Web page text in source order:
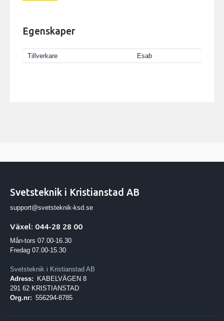
Egenskaper
Tillverkare Esab
Svetsteknik i Kristianstad AB
support@svetsteknik-ksd.se
Växel: 044-28 28 00
Mån-tors 07.00-16.30
Fredag 07.00-15.30
Svetsteknik i Kristianstad AB
Adress:
KABELVÄGEN 8
291 62 KRISTIANSTAD
Org.nr: 556294-8785